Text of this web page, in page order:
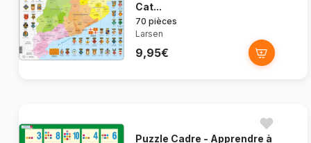
Cat...
70 pièces
Larsen
9,95€
Puzzle Cadre - Apprendre à